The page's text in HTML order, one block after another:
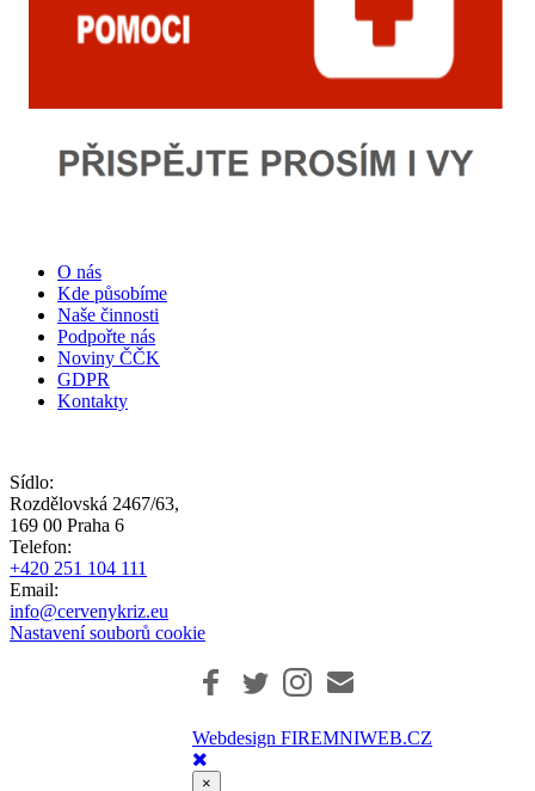
O nás
Kde působíme
Naše činnosti
Podpořte nás
Noviny ČČK
GDPR
Kontakty
Sídlo:
Rozdělovská 2467/63,
169 00 Praha 6
Telefon:
+420 251 104 111
Email:
info@cervenykriz.eu
Nastavení souborů cookie
Webdesign FIREMNIWEB.CZ
×